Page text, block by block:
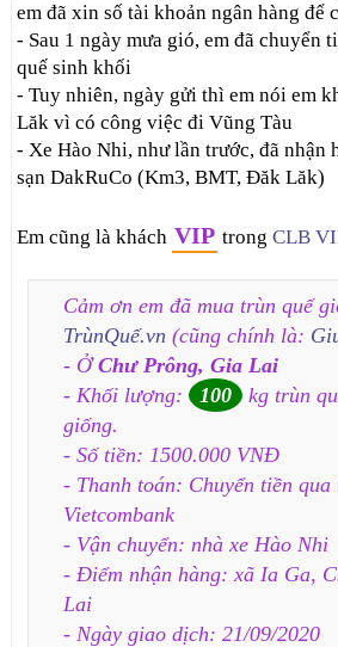
em đã xin số tài khoản ngân hàng để
- Sau 1 ngày mưa gió, em đã chuyển
quế sinh khối
- Tuy nhiên, ngày gửi thì em nói em
Lăk vì có công việc đi Vũng Tàu
- Xe Hào Nhi, như lần trước, đã nhận
sạn DakRuCo (Km3, BMT, Đăk Lăk)
Em cũng là khách VIP trongCLB
Cảm ơn em đã mua trùn quế
TrùnQuế.vn (cũng chính là:
- ỞChư Prông, Gia Lai
- Khối lượng: 100
kg trùn
giống.
- Số tiền: 1500.000 VNĐ
- Thanh toán: Chuyển tiền qua
Vietcombank
- Vận chuyển: nhà xe Hào Nhi
- Điểm nhận hàng: xã Ia Ga,
Lai
- Ngày giao dịch: 21/09/2020